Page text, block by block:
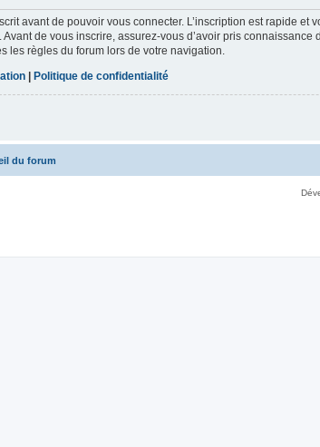
avant de pouvoir vous connecter. L’inscription est rapide
Avant de vous inscrire, assurez-vous d’avoir pris
les règles du forum lors de votre navigation.
Politique de confidentialité
du forum